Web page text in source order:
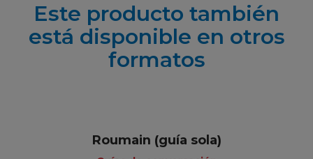
Este producto también
está disponible en otros
formatos
Roumain (guía sola)